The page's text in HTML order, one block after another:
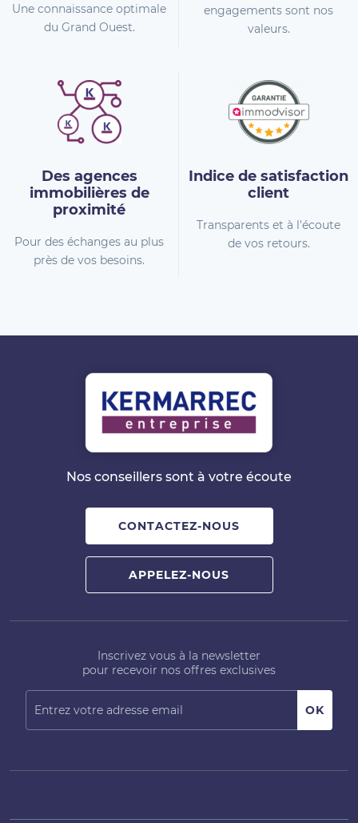
Une connaissance optimale
du Grand Ouest.
engagements sont nos
valeurs.
Des agences
immobilières de
proximité
Pour des échanges au plus
près de vos besoins.
Indice de satisfaction
client
Transparents et à l'écoute
de vos retours.
Nos conseillers sont à votre écoute
CONTACTEZ-NOUS
APPELEZ-NOUS
Inscrivez vous à la newsletter
pour recevoir nos offres exclusives